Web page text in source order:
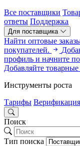
Все поставщики
ответы Поддержка
Для поставщика
Найти оптовые
покупателей.
профиль и начните
Добавляйте
Инструменты роста
Тарифы Верификация
Поиск
Тип поиска